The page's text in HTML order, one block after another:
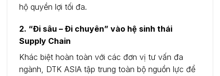
hộ quyền lợi tối đa.
2. “Đi sâu – Đi chuyên” vào hệ sinh thái
Supply Chain
Khác biệt hoàn toàn với các đơn vị tư vấn đa
ngành, DTK ASIA tập trung toàn bộ nguồn lực để